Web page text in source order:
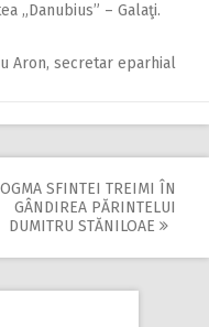
„Danubius” – Galaţi.
Aron, secretar eparhial
SFINTEI TREIMI ÎN
GÂNDIREA PĂRINTELUI
DUMITRU STĂNILOAE